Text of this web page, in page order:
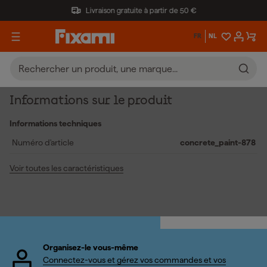
Livraison gratuite à partir de 50 €
FR NL
Informations sur le produit
Informations techniques
Numéro d'article
concrete_paint-878
Voir toutes les caractéristiques
Organisez-le vous-même
Connectez-vous et gérez vos commandes et vos